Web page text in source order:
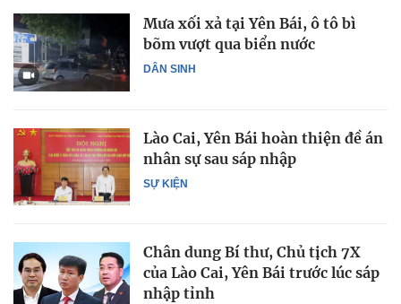
DÂN SINH
Mưa xối xả tại Yên Bái, ô tô bì
bõm vượt qua biển nước
SỰ KIỆN
Lào Cai, Yên Bái hoàn thiện đề án
nhân sự sau sáp nhập
Chân dung Bí thư, Chủ tịch 7X
của Lào Cai, Yên Bái trước lúc sáp
nhập tỉnh